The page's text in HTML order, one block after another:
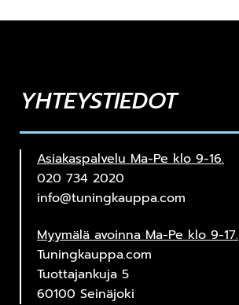
YHTEYSTIEDOT
Asiakaspalvelu Ma-Pe klo 9-16.
020 734 2020
info@tuningkauppa.com
Myymälä avoinna Ma-Pe klo 9-17.
Tuningkauppa.com
Tuottajankuja 5
60100 Seinäjoki